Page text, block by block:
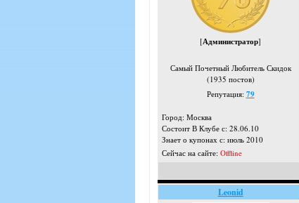
[Администратор]
Самый Почетный Любитель Скидок
(1935 постов)
Репутация: 79
Город: Москва
Состоит В Клубе с: 28.06.10
Знает о купонах с: июль 2010
Сейчас на сайте: Offline
Leonid